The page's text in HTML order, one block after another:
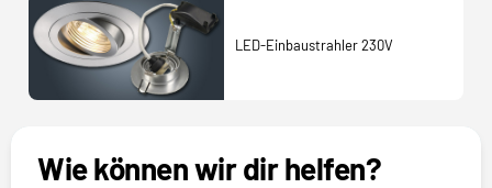
LED-Einbaustrahler 230V
Wie können wir dir helfen?